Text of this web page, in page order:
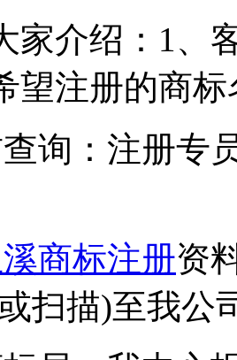
家介绍：1、
望注册的商
询：注册专
商标注册资
扫描)至我公